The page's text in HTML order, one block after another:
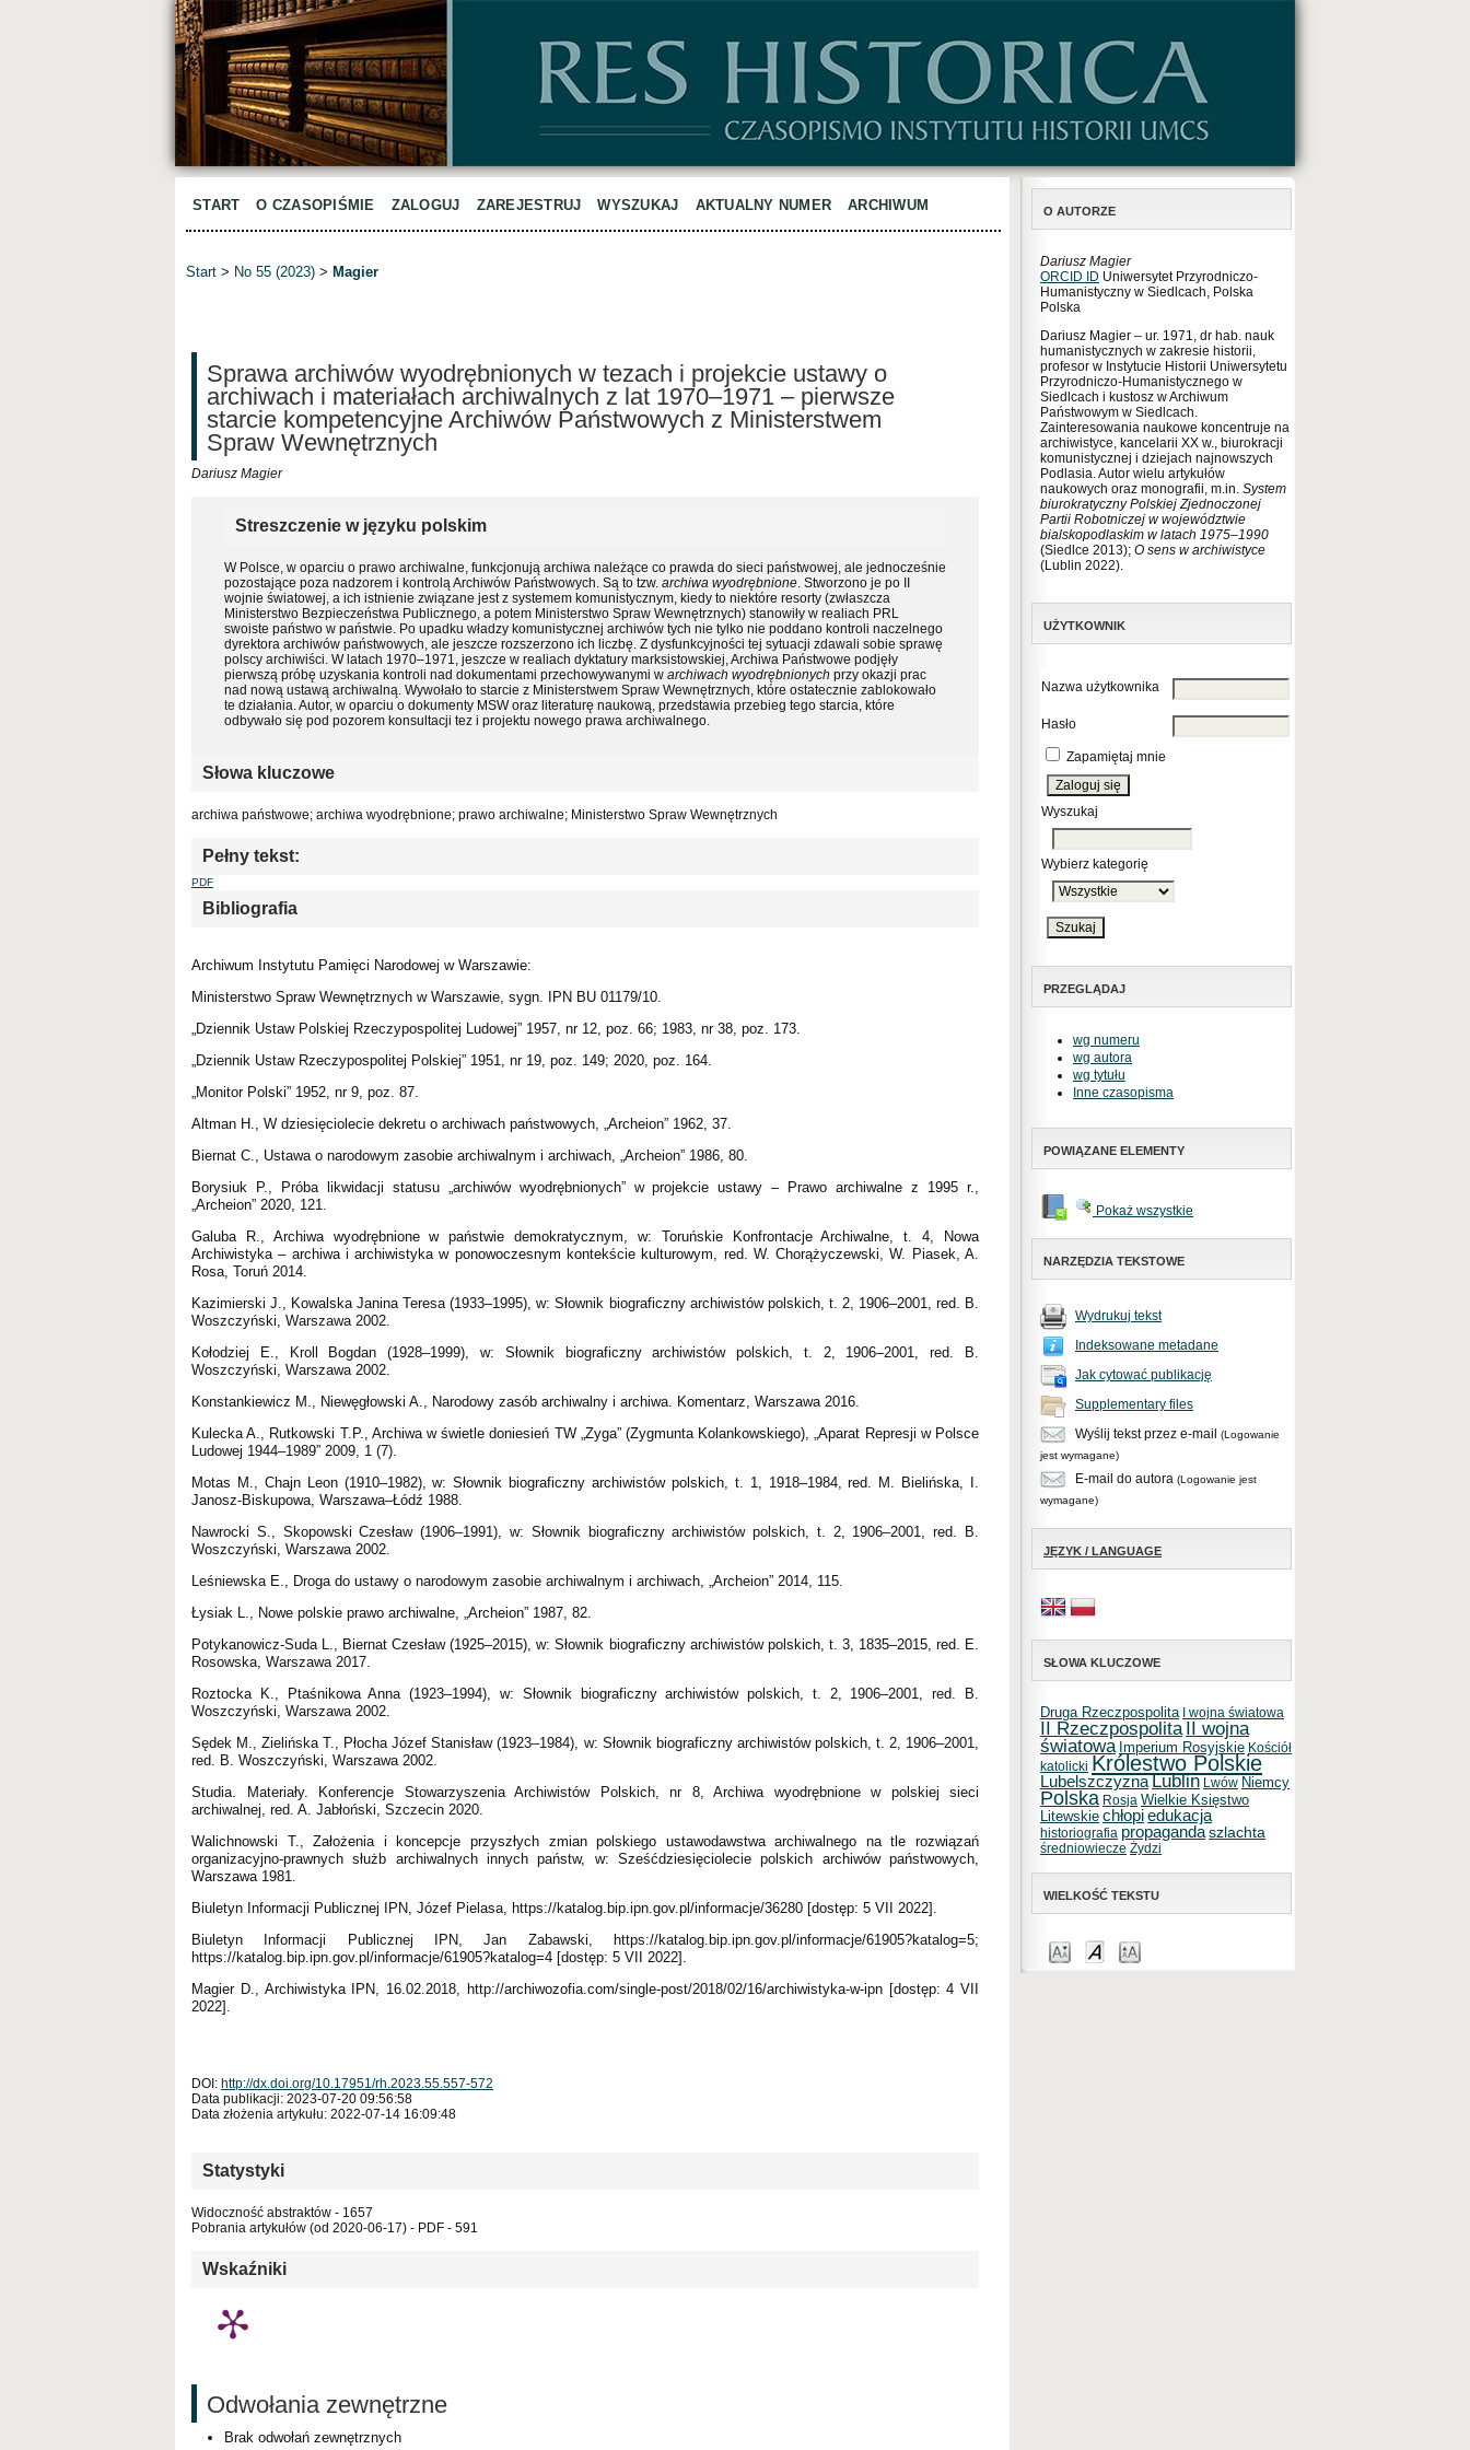
O AUTORZE
Dariusz Magier
ORCID ID Uniwersytet Przyrodniczo-
Humanistyczny w Siedlcach, Polska
Polska
Dariusz Magier – ur. 1971, dr hab. nauk
humanistycznych w zakresie historii,
profesor w Instytucie Historii Uniwersytetu
Przyrodniczo-Humanistycznego w
Siedlcach i kustosz w Archiwum
Państwowym w Siedlcach.
Zainteresowania naukowe koncentruje na
archiwistyce, kancelarii XX w., biurokracji
komunistycznej i dziejach najnowszych
Podlasia. Autor wielu artykułów
naukowych oraz monografii, m.in. System
biurokratyczny Polskiej Zjednoczonej
Partii Robotniczej w województwie
bialskopodlaskim w latach 1975–1990
(Siedlce 2013); O sens w archiwistyce
(Lublin 2022).
UŻYTKOWNIK
Nazwa użytkownika
Hasło
Zapamiętaj mnie
Wyszukaj
Wybierz kategorię
PRZEGLĄDAJ
wg numeru
wg autora
wg tytułu
Inne czasopisma
POWIĄZANE ELEMENTY
Pokaż wszystkie
NARZĘDZIA TEKSTOWE
Wydrukuj tekst
Indeksowane metadane
Jak cytować publikację
Supplementary files
Wyślij tekst przez e-mail
(Logowanie
jest wymagane)
E-mail do autora (Logowanie jest
wymagane)
JĘZYK / LANGUAGE
SŁOWA KLUCZOWE
Druga Rzeczpospolita I wojna światowa
II Rzeczpospolita II wojna
światowa Imperium Rosyjskie Kościół
katolicki Królestwo Polskie
LubelszczyznaLublin Lwów Niemcy
Polska Rosja Wielkie Księstwo
Litewskie chłopiedukacja
historiografia propagandaszlachta
średniowiecze Żydzi
WIELKOŚĆ TEKSTU
START O CZASOPIŚMIE ZALOGUJ ZAREJESTRUJ WYSZUKAJ AKTUALNY NUMER ARCHIWUM
Start > No 55 (2023) > Magier
Sprawa archiwów wyodrębnionych w tezach i projekcie ustawy o
archiwach i materiałach archiwalnych z lat 1970–1971 – pierwsze
starcie kompetencyjne Archiwów Państwowych z Ministerstwem
Spraw Wewnętrznych
Dariusz Magier
Streszczenie w języku polskim
W Polsce, w oparciu o prawo archiwalne, funkcjonują archiwa należące co prawda do sieci państwowej, ale jednocześnie
pozostające poza nadzorem i kontrolą Archiwów Państwowych. Są to tzw. archiwa wyodrębnione. Stworzono je po II
wojnie światowej, a ich istnienie związane jest z systemem komunistycznym, kiedy to niektóre resorty (zwłaszcza
Ministerstwo Bezpieczeństwa Publicznego, a potem Ministerstwo Spraw Wewnętrznych) stanowiły w realiach PRL
swoiste państwo w państwie. Po upadku władzy komunistycznej archiwów tych nie tylko nie poddano kontroli naczelnego
dyrektora archiwów państwowych, ale jeszcze rozszerzono ich liczbę. Z dysfunkcyjności tej sytuacji zdawali sobie sprawę
polscy archiwiści. W latach 1970–1971, jeszcze w realiach dyktatury marksistowskiej, Archiwa Państwowe podjęły
pierwszą próbę uzyskania kontroli nad dokumentami przechowywanymi w archiwach wyodrębnionych przy okazji prac
nad nową ustawą archiwalną. Wywołało to starcie z Ministerstwem Spraw Wewnętrznych, które ostatecznie zablokowało
te działania. Autor, w oparciu o dokumenty MSW oraz literaturę naukową, przedstawia przebieg tego starcia, które
odbywało się pod pozorem konsultacji tez i projektu nowego prawa archiwalnego.
Słowa kluczowe
archiwa państwowe; archiwa wyodrębnione; prawo archiwalne; Ministerstwo Spraw Wewnętrznych
Pełny tekst:
PDF
Bibliografia
Archiwum Instytutu Pamięci Narodowej w Warszawie:
Ministerstwo Spraw Wewnętrznych w Warszawie, sygn. IPN BU 01179/10.
„Dziennik Ustaw Polskiej Rzeczypospolitej Ludowej” 1957, nr 12, poz. 66; 1983, nr 38, poz. 173.
„Dziennik Ustaw Rzeczypospolitej Polskiej” 1951, nr 19, poz. 149; 2020, poz. 164.
„Monitor Polski” 1952, nr 9, poz. 87.
Altman H., W dziesięciolecie dekretu o archiwach państwowych, „Archeion” 1962, 37.
Biernat C., Ustawa o narodowym zasobie archiwalnym i archiwach, „Archeion” 1986, 80.
Borysiuk P., Próba likwidacji statusu „archiwów wyodrębnionych” w projekcie ustawy – Prawo archiwalne z 1995 r.,
„Archeion” 2020, 121.
Galuba R., Archiwa wyodrębnione w państwie demokratycznym, w: Toruńskie Konfrontacje Archiwalne, t. 4, Nowa
Archiwistyka – archiwa i archiwistyka w ponowoczesnym kontekście kulturowym, red. W. Chorążyczewski, W. Piasek, A.
Rosa, Toruń 2014.
Kazimierski J., Kowalska Janina Teresa (1933–1995), w: Słownik biograficzny archiwistów polskich, t. 2, 1906–2001, red. B.
Woszczyński, Warszawa 2002.
Kołodziej E., Kroll Bogdan (1928–1999), w: Słownik biograficzny archiwistów polskich, t. 2, 1906–2001, red. B.
Woszczyński, Warszawa 2002.
Konstankiewicz M., Niewęgłowski A., Narodowy zasób archiwalny i archiwa. Komentarz, Warszawa 2016.
Kulecka A., Rutkowski T.P., Archiwa w świetle doniesień TW „Zyga” (Zygmunta Kolankowskiego), „Aparat Represji w Polsce
Ludowej 1944–1989” 2009, 1 (7).
Motas M., Chajn Leon (1910–1982), w: Słownik biograficzny archiwistów polskich, t. 1, 1918–1984, red. M. Bielińska, I.
Janosz-Biskupowa, Warszawa–Łódź 1988.
Nawrocki S., Skopowski Czesław (1906–1991), w: Słownik biograficzny archiwistów polskich, t. 2, 1906–2001, red. B.
Woszczyński, Warszawa 2002.
Leśniewska E., Droga do ustawy o narodowym zasobie archiwalnym i archiwach, „Archeion” 2014, 115.
Łysiak L., Nowe polskie prawo archiwalne, „Archeion” 1987, 82.
Potykanowicz-Suda L., Biernat Czesław (1925–2015), w: Słownik biograficzny archiwistów polskich, t. 3, 1835–2015, red. E.
Rosowska, Warszawa 2017.
Roztocka K., Ptaśnikowa Anna (1923–1994), w: Słownik biograficzny archiwistów polskich, t. 2, 1906–2001, red. B.
Woszczyński, Warszawa 2002.
Sędek M., Zielińska T., Płocha Józef Stanisław (1923–1984), w: Słownik biograficzny archiwistów polskich, t. 2, 1906–2001,
red. B. Woszczyński, Warszawa 2002.
Studia. Materiały. Konferencje Stowarzyszenia Archiwistów Polskich, nr 8, Archiwa wyodrębnione w polskiej sieci
archiwalnej, red. A. Jabłoński, Szczecin 2020.
Walichnowski T., Założenia i koncepcje przyszłych zmian polskiego ustawodawstwa archiwalnego na tle rozwiązań
organizacyjno-prawnych służb archiwalnych innych państw, w: Sześćdziesięciolecie polskich archiwów państwowych,
Warszawa 1981.
Biuletyn Informacji Publicznej IPN, Józef Pielasa, https://katalog.bip.ipn.gov.pl/informacje/36280 [dostęp: 5 VII 2022].
Biuletyn Informacji Publicznej IPN, Jan Zabawski, https://katalog.bip.ipn.gov.pl/informacje/61905?katalog=5;
https://katalog.bip.ipn.gov.pl/informacje/61905?katalog=4 [dostęp: 5 VII 2022].
Magier D., Archiwistyka IPN, 16.02.2018, http://archiwozofia.com/single-post/2018/02/16/archiwistyka-w-ipn [dostęp: 4 VII
2022].
DOI: http://dx.doi.org/10.17951/rh.2023.55.557-572
Data publikacji: 2023-07-20 09:56:58
Data złożenia artykułu: 2022-07-14 16:09:48
Statystyki
Widoczność abstraktów - 1657
Pobrania artykułów (od 2020-06-17) - PDF - 591
Wskaźniki
Odwołania zewnętrzne
Brak odwołań zewnętrznych